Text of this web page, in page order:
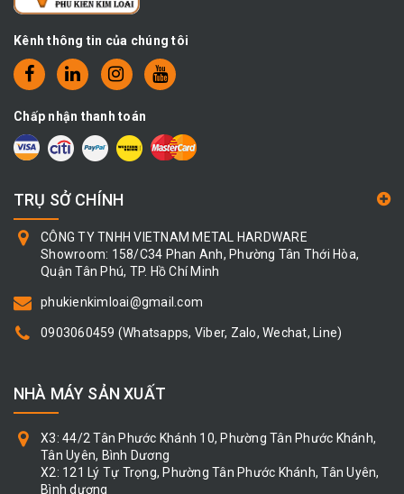
Kênh thông tin của chúng tôi
Chấp nhận thanh toán
TRỤ SỞ CHÍNH
CÔNG TY TNHH VIETNAM METAL HARDWARE
Showroom: 158/C34 Phan Anh, Phường Tân Thới Hòa,
Quận Tân Phú, TP. Hồ Chí Minh
phukienkimloai@gmail.com
0903060459 (Whatsapps, Viber, Zalo, Wechat, Line)
NHÀ MÁY SẢN XUẤT
X3: 44/2 Tân Phước Khánh 10, Phường Tân Phước Khánh,
Tân Uyên, Bình Dương
X2: 121 Lý Tự Trọng, Phường Tân Phước Khánh, Tân Uyên,
Bình dương